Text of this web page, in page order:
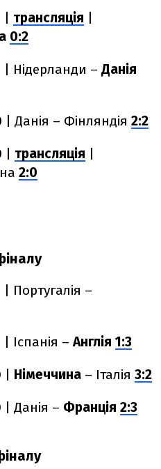
трансляція
0:2
| Нідерланди – Данія
Данія – Фінляндія 2:2
| трансляція
2:0
Португалія –
Іспанія – Англія 1:3
| Німеччина – Італія 3:2
| Данія – Франція 2:3